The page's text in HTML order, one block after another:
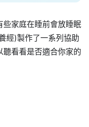
些家庭在睡前會放睡眠
經)製作了一系列協助
看看是否適合你家的